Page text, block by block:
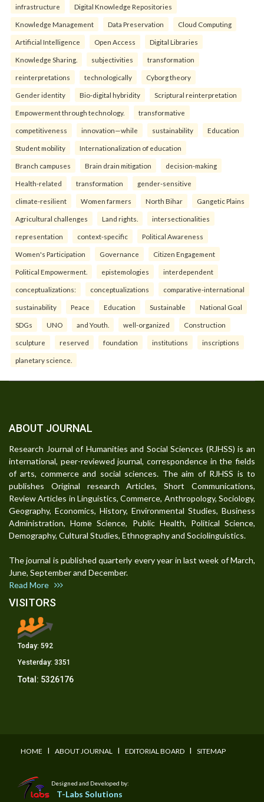
infrastructure Digital Knowledge Repositories
Knowledge Management Data Preservation Cloud Computing
Artificial Intelligence Open Access Digital Libraries
Knowledge Sharing. subjectivities transformation
reinterpreta⁠tions tec⁠hnologically Cyborg theory
Gender identity Bio-digital hybridity Scriptural reinterpretation
Empowerment through technology. transformative
competitiveness innovation—while sustainability Education
Student mobility Internationalization of education
Branch campuses Brain drain mitigation decision-making
Health-related transformation gender-sensitive
climate-resilient Women farmers North Bihar Gangetic Plains
Agricultural challenges Land rights. intersectionalities
representation context-specific Political Awareness
Women's Participation Governance Citizen Engagement
Political Empowerment. epistemologies interdependent
conceptualizations: conceptualizations comparative-international
sustainability Peace Education Sustainable National Goal
SDGs UNO and Youth. well-organized Construction
sculpture reserved foundation institutions inscriptions
planetary science.
ABOUT JOURNAL
Research Journal of Humanities and Social Sciences (RJHSS) is an
international, peer-reviewed journal, correspondence in the fields
of arts, commerce and social sciences. The aim of RJHSS is to
publishes Original research Articles, Short Communications,
Review Articles in Linguistics, Commerce, Anthropology, Sociology,
Geography, Economics, History, Environmental Studies, Business
Administration, Home Science, Public Health, Political Science,
Demography, Cultural Studies, Ethnography and Sociolinguistics.
The journal is published quarterly every year in last week of March,
June, September and December.
Read More
VISITORS
Today: 592
Yesterday: 3351
Total: 5326176
HOME I ABOUT JOURNAL I EDITORIAL BOARD I SITEMAP
Designed and Developed by:
T-Labs Solutions